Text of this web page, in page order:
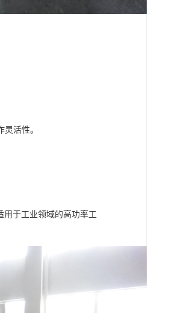
活性。
用于工业领域的高功率工